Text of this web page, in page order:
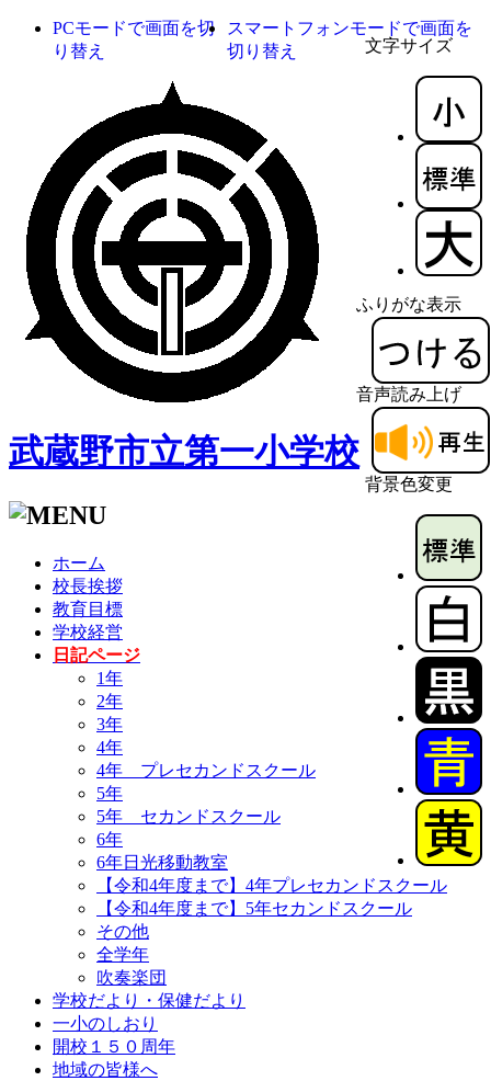
文字サイズ
ふりがな表示
音声読み上げ
背景色変更
PCモードで画面を切
り替え
スマートフォンモードで画面を
切り替え
武蔵野市立第一小学校
ホーム
校長挨拶
教育目標
学校経営
日記ページ
1年
2年
3年
4年
4年 プレセカンドスクール
5年
5年 セカンドスクール
6年
6年日光移動教室
【令和4年度まで】4年プレセカンドスクール
【令和4年度まで】5年セカンドスクール
その他
全学年
吹奏楽団
学校だより・保健だより
一小のしおり
開校１５０周年
地域の皆様へ